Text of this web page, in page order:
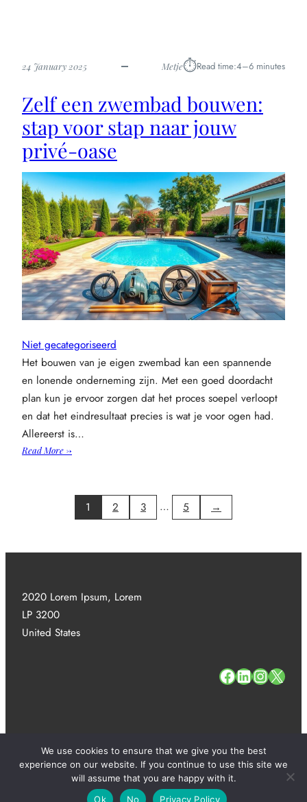
toilet
stress
en
24 January 2025 Metje⏱︎Read time:4–6 minutes
Zelf een zwembad bouwen:
stap voor stap naar jouw
privé-oase
Niet gecategoriseerd
Het bouwen van je eigen zwembad kan een spannende
en lonende onderneming zijn. Met een goed doordacht
plan kun je ervoor zorgen dat het proces soepel verloopt
en dat het eindresultaat precies is wat je voor ogen had.
Allereerst is…
Read More →:
zwembad
bouwen:
stap
privé-
1 2 3 … 5 →
2020 Lorem Ipsum, Lorem
LP 3200
United States
# # # #
Copyright 2025. All Rights Reserved.
We use cookies to ensure that we give you the best
experience on our website. If you continue to use this site we
will assume that you are happy with it.
Ok
No Privacy Policy